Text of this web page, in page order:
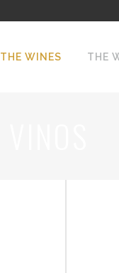
THE WINES THE